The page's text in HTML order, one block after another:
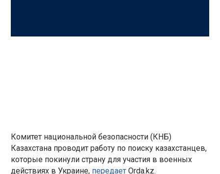
Комитет национальной безопасности (КНБ)
Казахстана проводит работу по поиску казахстанцев,
которые покинули страну для участия в военных
действиях в Украине, передает Orda.kz.